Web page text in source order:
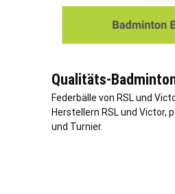
Qualitäts-
Federbälle von RSL und
Herstellern RSL und Victor,
und Turnier.